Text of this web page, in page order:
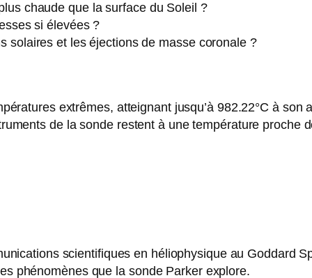
chaude que la surface du Soleil ?
si élevées ?
solaires et les éjections de masse coronale ?
extrêmes, atteignant jusqu’à 982.22°C à
de la sonde restent à une température proche
scientifiques en héliophysique au Goddard
phénomènes que la sonde Parker explore.